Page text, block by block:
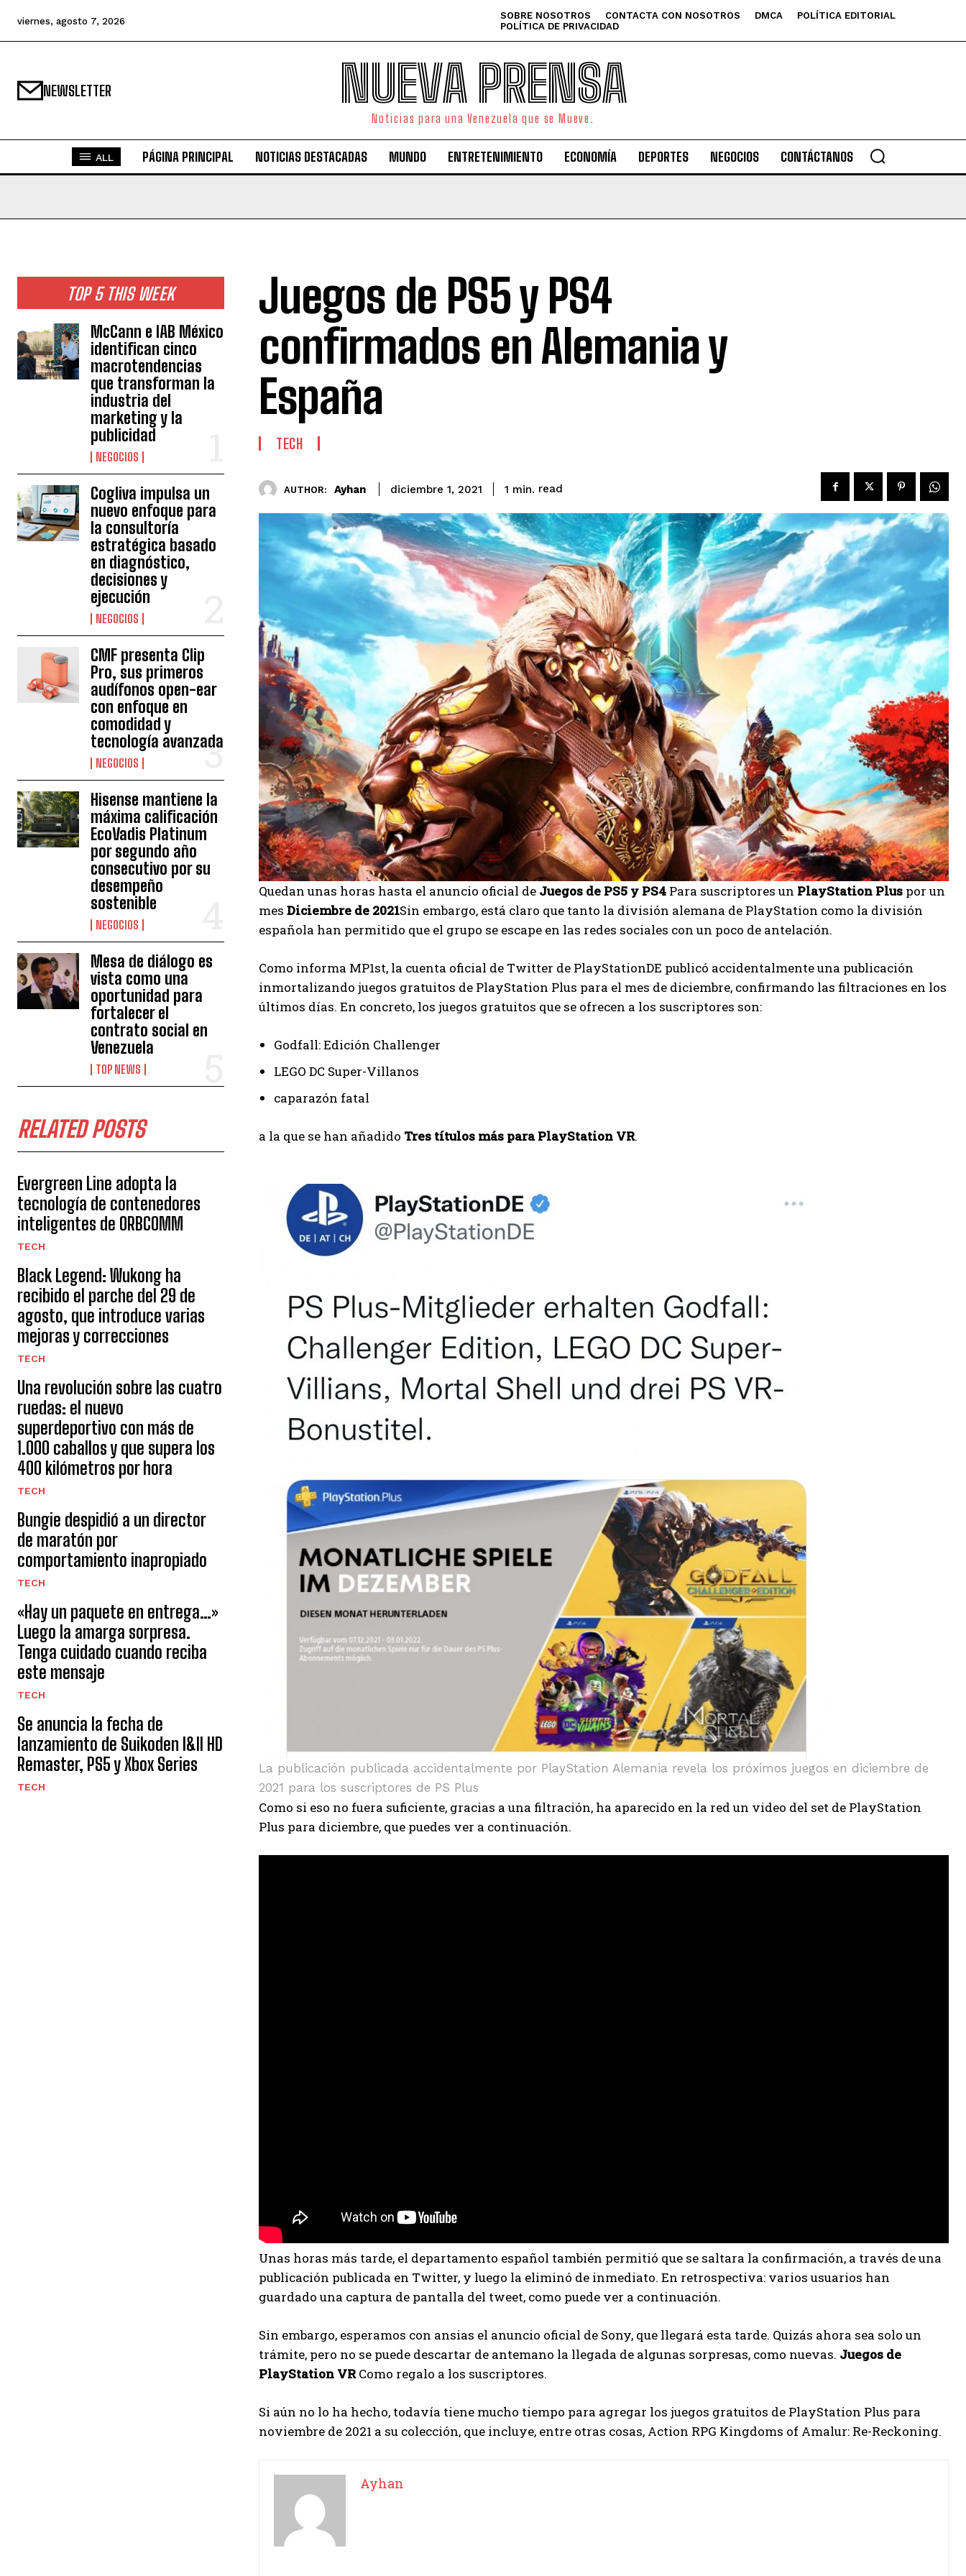
I've read and accept thePrivacy Policy.
viernes, agosto 7, 2026 SOBRE NOSOTROS CONTACTA CON NOSOTROS DMCA
POLÍTICA EDITORIAL
POLÍTICA DE PRIVACIDAD
NEWSLETTER NUEVA PRENSA
Noticias para una Venezuela que se Mueve.
ALL PÁGINA PRINCIPAL NOTICIAS DESTACADAS MUNDO ENTRETENIMIENTO ECONOMÍA DEPORTES NEGOCIOS CONTÁCTANOS
TOP 5 THIS WEEK
McCann e IAB México
identifican cinco
macrotendencias
que transforman la
industria del
marketing y la
publicidad
NEGOCIOS
Cogliva impulsa un
nuevo enfoque para
la consultoría
estratégica basado
en diagnóstico,
decisiones y
ejecución
NEGOCIOS
CMF presenta Clip
Pro, sus primeros
audífonos open-ear
con enfoque en
comodidad y
tecnología avanzada
NEGOCIOS
Hisense mantiene la
máxima calificación
EcoVadis Platinum
por segundo año
consecutivo por su
desempeño
sostenible
NEGOCIOS
Mesa de diálogo es
vista como una
oportunidad para
fortalecer el
contrato social en
Venezuela
TOP NEWS
RELATED POSTS
Evergreen Line adopta la
tecnología de contenedores
inteligentes de ORBCOMM
TECH
Black Legend: Wukong ha
recibido el parche del 29 de
agosto, que introduce varias
mejoras y correcciones
TECH
Una revolución sobre las cuatro
ruedas: el nuevo
superdeportivo con más de
1.000 caballos y que supera los
400 kilómetros por hora
TECH
Bungie despidió a un director
de maratón por
comportamiento inapropiado
TECH
«Hay un paquete en entrega…»
Luego la amarga sorpresa.
Tenga cuidado cuando reciba
este mensaje
TECH
Se anuncia la fecha de
lanzamiento de Suikoden I&II HD
Remaster, PS5 y Xbox Series
TECH
Juegos de PS5 y PS4
confirmados en Alemania y
España
TECH
AUTHOR: Ayhan diciembre 1, 2021 1 min. read
Quedan unas horas hasta el anuncio oficial de Juegos de PS5 y PS4 Para suscriptores un PlayStation Plus por un
mes Diciembre de 2021Sin embargo, está claro que tanto la división alemana de PlayStation como la división
española han permitido que el grupo se escape en las redes sociales con un poco de antelación.
Como informa MP1st, la cuenta oficial de Twitter de PlayStationDE publicó accidentalmente una publicación
inmortalizando juegos gratuitos de PlayStation Plus para el mes de diciembre, confirmando las filtraciones en los
últimos días. En concreto, los juegos gratuitos que se ofrecen a los suscriptores son:
Godfall: Edición Challenger
LEGO DC Super-Villanos
caparazón fatal
a la que se han añadido Tres títulos más para PlayStation VR.
La publicación publicada accidentalmente por PlayStation Alemania revela los próximos juegos en diciembre de
2021 para los suscriptores de PS Plus
Como si eso no fuera suficiente, gracias a una filtración, ha aparecido en la red un video del set de PlayStation
Plus para diciembre, que puedes ver a continuación.
Unas horas más tarde, el departamento español también permitió que se saltara la confirmación, a través de una
publicación publicada en Twitter, y luego la eliminó de inmediato. En retrospectiva: varios usuarios han
guardado una captura de pantalla del tweet, como puede ver a continuación.
Sin embargo, esperamos con ansias el anuncio oficial de Sony, que llegará esta tarde. Quizás ahora sea solo un
trámite, pero no se puede descartar de antemano la llegada de algunas sorpresas, como nuevas. Juegos de
PlayStation VRComo regalo a los suscriptores.
Si aún no lo ha hecho, todavía tiene mucho tiempo para agregar los juegos gratuitos de PlayStation Plus para
noviembre de 2021 a su colección, que incluye, entre otras cosas, Action RPG Kingdoms of Amalur: Re-Reckoning.
Ayhan